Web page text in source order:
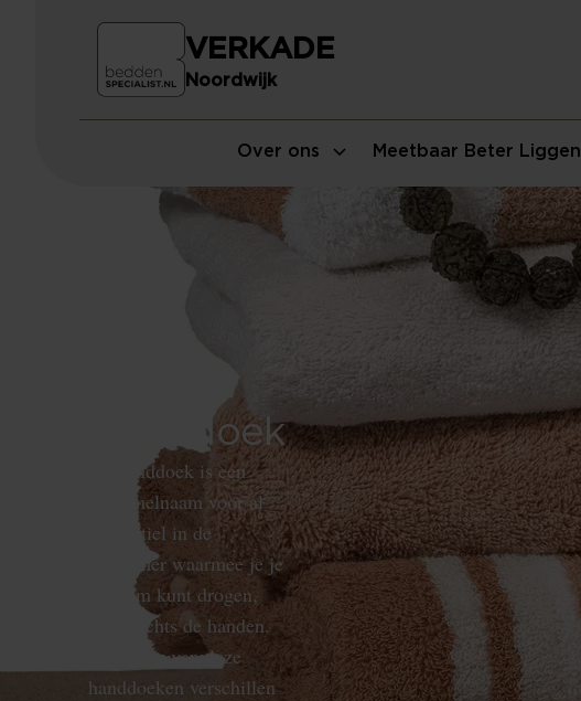
Over ons Meetbaar Beter Liggen
VERKADE
Noordwijk
Handdoek
De handdoek is een
verzamelnaam voor al
het textiel in de
badkamer waarmee je je
lichaam kunt drogen,
niet slechts de handen.
De maten van deze
handdoeken verschillen